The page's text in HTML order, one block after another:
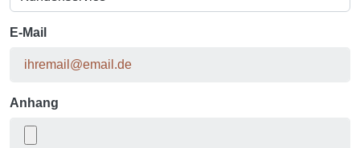
E-Mail
Anhang